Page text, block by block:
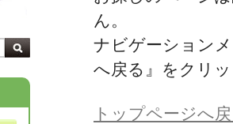
ん。
ナビゲーション
へ戻る』をクリ
トップページへ